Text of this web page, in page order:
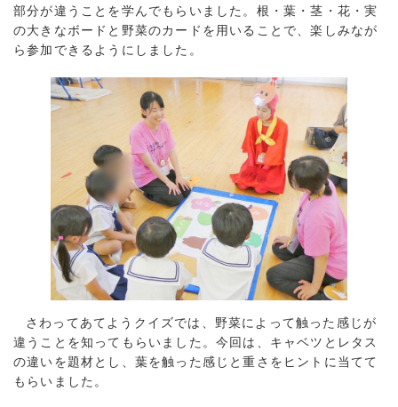
部分が違うことを学んでもらいました。根・葉・茎・花・実
の大きなボードと野菜のカードを用いることで、楽しみなが
ら参加できるようにしました。
さわってあてようクイズでは、野菜によって触った感じが
違うことを知ってもらいました。今回は、キャベツとレタス
の違いを題材とし、葉を触った感じと重さをヒントに当てて
もらいました。